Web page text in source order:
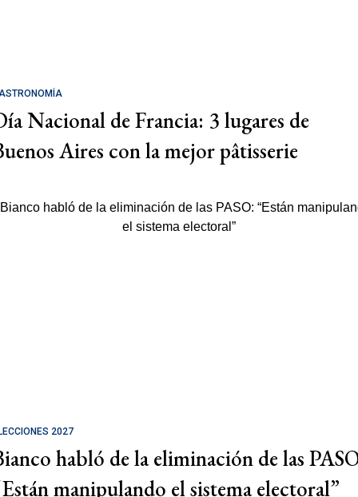
Nacional de Francia: 3 lugares de
Aires con la mejor pâtisserie
2027
habló de la eliminación de las
manipulando el sistema electoral”